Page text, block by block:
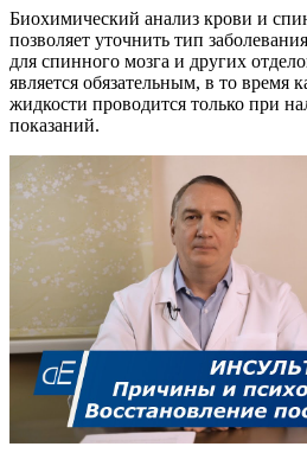
Биохимический анализ крови и
позволяет уточнить тип
для спинного мозга и других
является обязательным, в то время
жидкости проводится только при
показаний.